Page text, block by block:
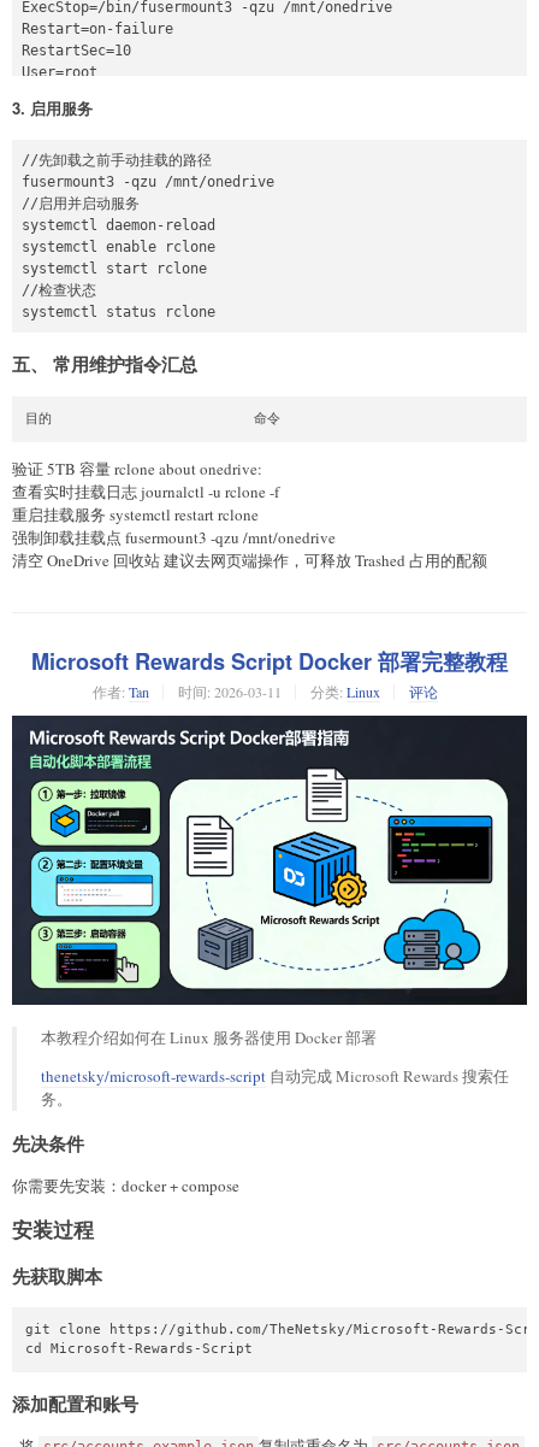
ExecStop=/bin/fusermount3 -qzu /mnt/onedrive
Restart=on-failure
RestartSec=10
User=root
[Install]
3. 启用服务
//先卸载之前手动挂载的路径
fusermount3 -qzu /mnt/onedrive
//启用并启动服务
systemctl daemon-reload
systemctl enable rclone
systemctl start rclone
//检查状态
五、 常用维护指令汇总
目的                        命令
验证 5TB 容量 rclone about onedrive:
查看实时挂载日志 journalctl -u rclone -f
重启挂载服务 systemctl restart rclone
强制卸载挂载点 fusermount3 -qzu /mnt/onedrive
清空 OneDrive 回收站 建议去网页端操作，可释放 Trashed 占用的配额
Microsoft Rewards Script Docker 部署完整教程
作者: Tan 时间: 2026-03-11 分类: Linux 评论
本教程介绍如何在 Linux 服务器使用 Docker 部署
thenetsky/microsoft-rewards-script自动完成 Microsoft Rewards 搜索任
务。
先决条件
你需要先安装：docker + compose
安装过程
先获取脚本
git clone https://github.com/TheNetsky/Microsoft-Rewards-
cd Microsoft-Rewards-Script
添加配置和账号